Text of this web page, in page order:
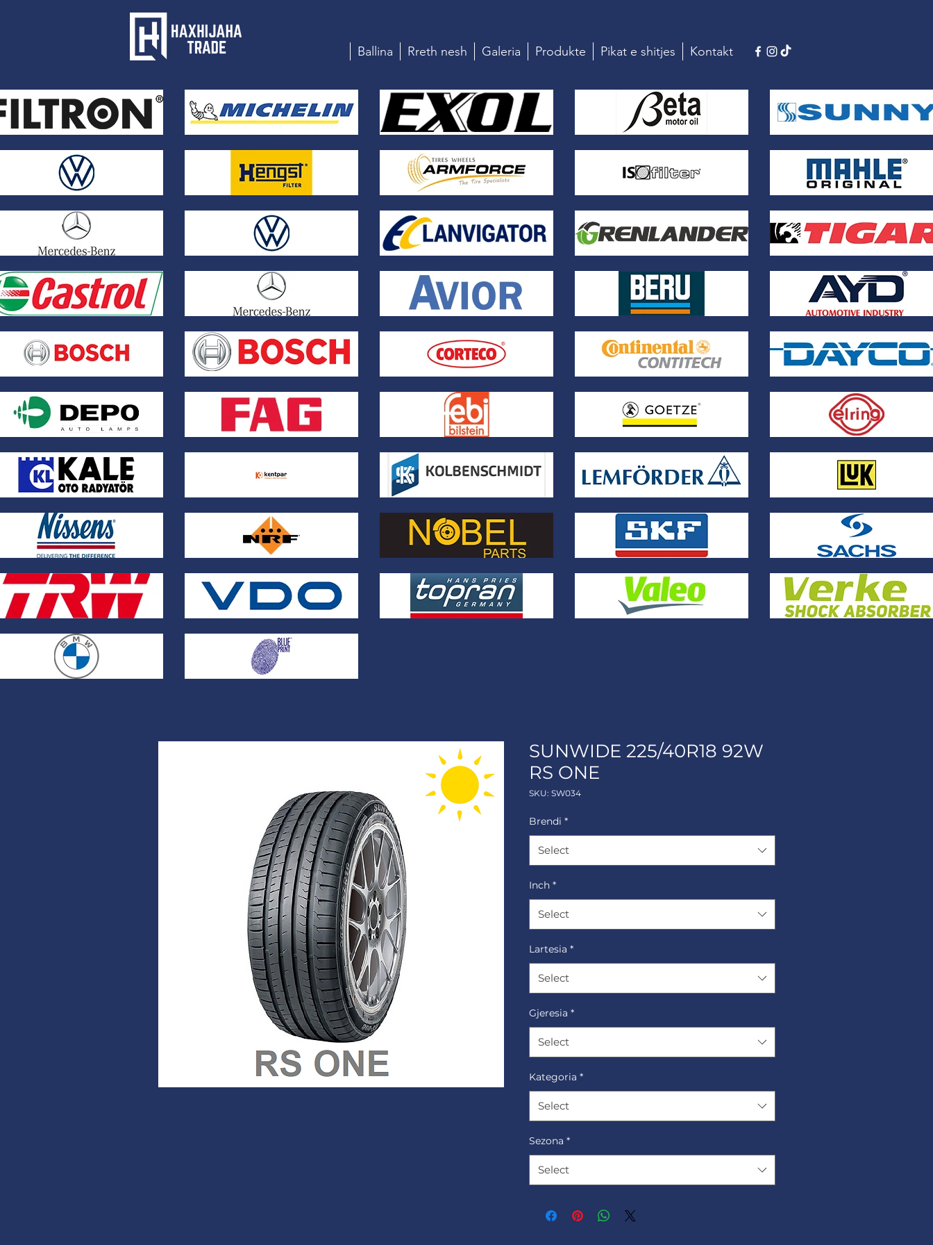
Ballina Rreth nesh Galeria Produkte Pikat e shitjes Kontakt
SUNWIDE 225/40R18 92W
RS ONE
SKU: SW034
Brendi *
Select
Inch *
Select
Lartesia *
Select
Gjeresia *
Select
Kategoria *
Select
Sezona *
Select